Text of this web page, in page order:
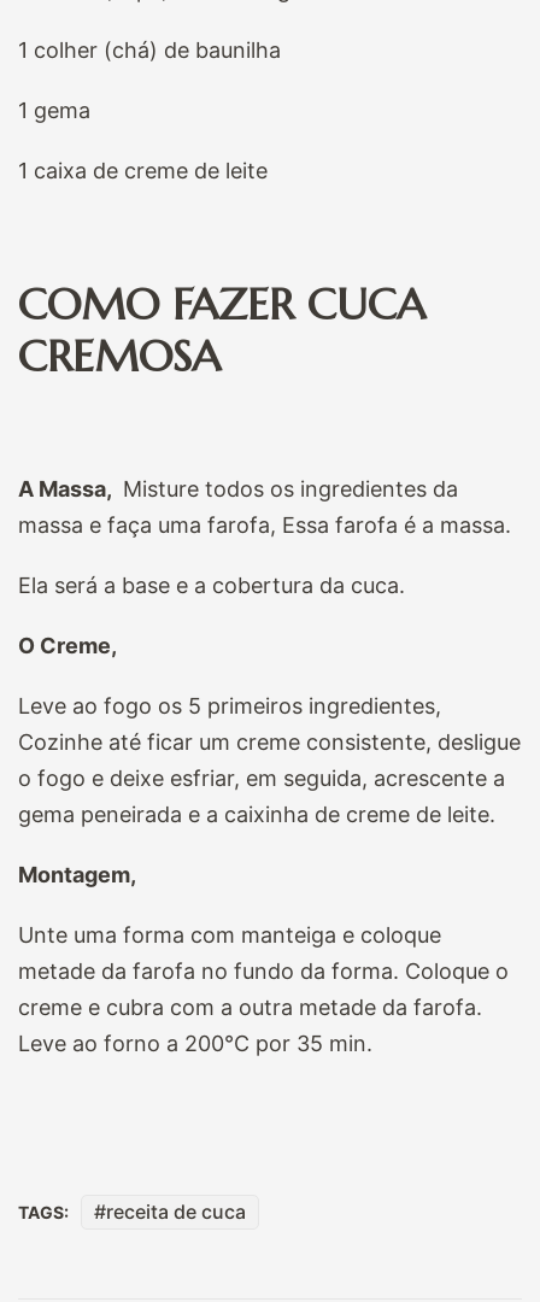
1 colher (chá) de baunilha
1 gema
1 caixa de creme de leite
COMO FAZER CUCA
CREMOSA
A Massa, Misture todos os ingredientes da
massa e faça uma farofa, Essa farofa é a massa.
Ela será a base e a cobertura da cuca.
O Creme,
Leve ao fogo os 5 primeiros ingredientes,
Cozinhe até ficar um creme consistente, desligue
o fogo e deixe esfriar, em seguida, acrescente a
gema peneirada e a caixinha de creme de leite.
Montagem,
Unte uma forma com manteiga e coloque
metade da farofa no fundo da forma. Coloque o
creme e cubra com a outra metade da farofa.
Leve ao forno a 200°C por 35 min.
TAGS: receita de cuca